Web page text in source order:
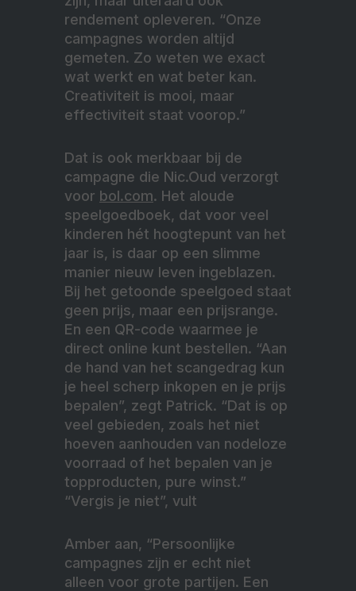
rendement opleveren. “Onze
campagnes worden altijd
gemeten. Zo weten we exact
wat werkt en wat beter kan.
Creativiteit is mooi, maar
effectiviteit staat voorop.”
Dat is ook merkbaar bij de
campagne die Nic.Oud verzorgt
voor bol.com. Het aloude
speelgoedboek, dat voor veel
kinderen hét hoogtepunt van het
jaar is, is daar op een slimme
manier nieuw leven ingeblazen.
Bij het getoonde speelgoed staat
geen prijs, maar een prijsrange.
En een QR-code waarmee je
direct online kunt bestellen. “Aan
de hand van het scangedrag kun
je heel scherp inkopen en je prijs
bepalen”, zegt Patrick. “Dat is op
veel gebieden, zoals het niet
hoeven aanhouden van nodeloze
voorraad of het bepalen van je
topproducten, pure winst.”
“Vergis je niet”, vult
Amber aan, “Persoonlijke
campagnes zijn er echt niet
alleen voor grote partijen. Een